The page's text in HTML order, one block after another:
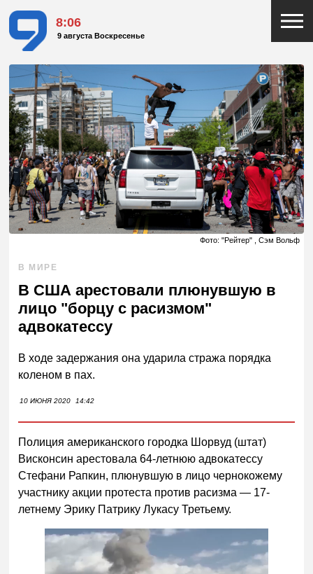
8:06
9 августа Воскресенье
Фото: "Рейтер" , Сэм Вольф
В МИРЕ
В США арестовали плюнувшую в
лицо "борцу с расизмом"
адвокатессу
В ходе задержания она ударила стража порядка
коленом в пах.
10 ИЮНЯ 2020 14:42
Полиция американского городка Шорвуд (штат)
Висконсин арестовала 64-летнюю адвокатессу
Стефани Рапкин, плюнувшую в лицо чернокожему
участнику акции протеста против расизма — 17-
летнему Эрику Патрику Лукасу Третьему.